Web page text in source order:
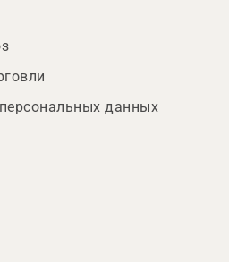
данных